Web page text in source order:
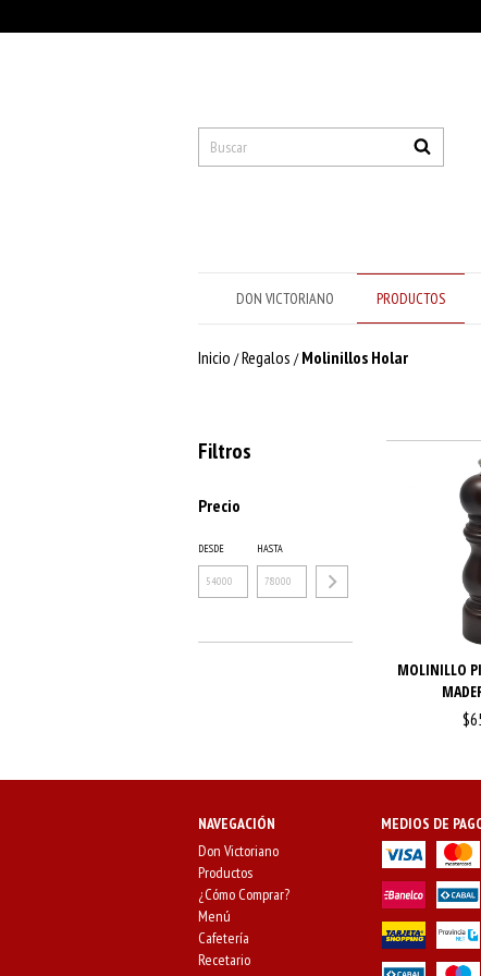
DON VICTORIANO PRODUCTOS
Inicio /Regalos / Molinillos Holar
Filtros
Precio
DESDE HASTA
MOLINILLO
NAVEGACIÓN
Don Victoriano
Productos
¿Cómo Comprar?
Menú
Cafetería
Recetario
MEDIOS DE